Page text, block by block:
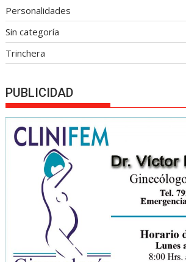
Personalidades
Sin categoría
Trinchera
PUBLICIDAD